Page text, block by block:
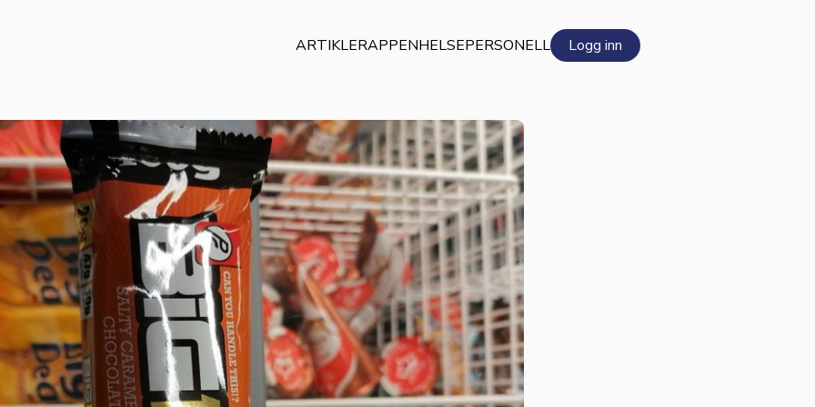
ARTIKLERAPPENHELSEPERSONELL Logg inn